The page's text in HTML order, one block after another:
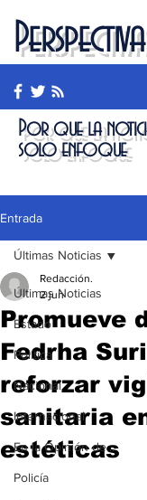
Por que la
solo enfoque
Entrada
Últimas Noticias
Estado
Política
Nacional
Internacional
En la Opinión de...
Policía
Últimas Noticias
Promueve
Fedrha
reforzar
sanitaria
estéticas
Redacción.
2 jun